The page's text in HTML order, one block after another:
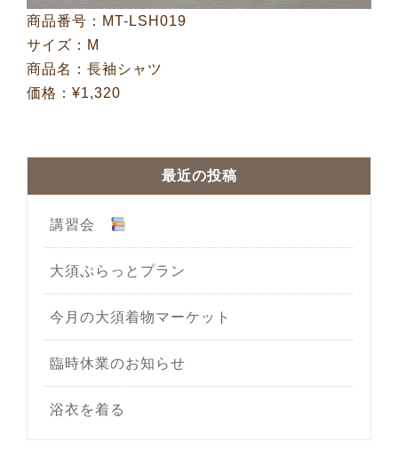
商品番号：MT-LSH019
サイズ：M
商品名：長袖シャツ
価格：¥1,320
最近の投稿
講習会
大須ぷらっとプラン
今月の大須着物マーケット
臨時休業のお知らせ
浴衣を着る